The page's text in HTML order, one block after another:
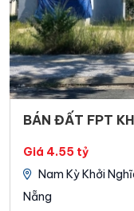
BÁN ĐẤT FPT
Giá 4.55 tỷ
Nam Kỳ Khởi
Nẵng